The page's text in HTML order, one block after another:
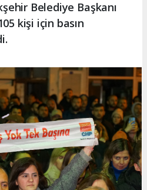
Belediye Başkanı
kişi için basın